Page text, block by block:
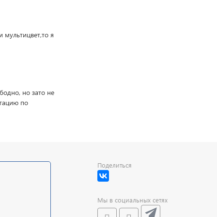
я
но зато не
по
Поделиться
Мы в социальных сетях